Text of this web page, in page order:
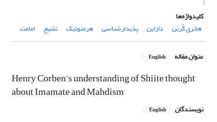
کلیدواژه‌ها
هانری کُربَن
دازاین پدیدارشناسی هرمنوتیک تشیع امامت
عنوان مقاله English
Henry Corben's understanding of Shiite thought
about Imamate and Mahdism
نویسندگان English